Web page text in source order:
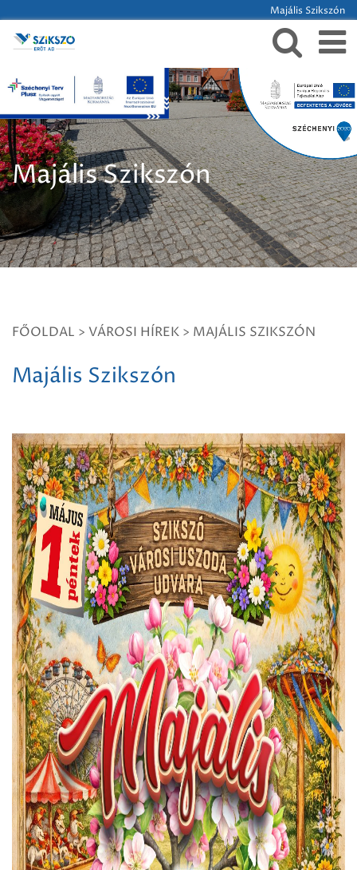
Majális Szikszón
Majális Szikszón
FŐOLDAL > VÁROSI HÍREK > MAJÁLIS SZIKSZÓN
Majális Szikszón